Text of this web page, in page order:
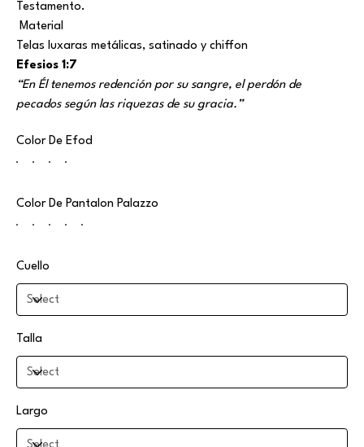
Testamento.
Material
Telas luxaras metálicas, satinado y chiffon
Efesios 1:7
“En Él tenemos redención por su sangre, el perdón de
pecados según las riquezas de su gracia.”
Color De Efod
Color De Pantalon Palazzo
Cuello
Talla
Largo